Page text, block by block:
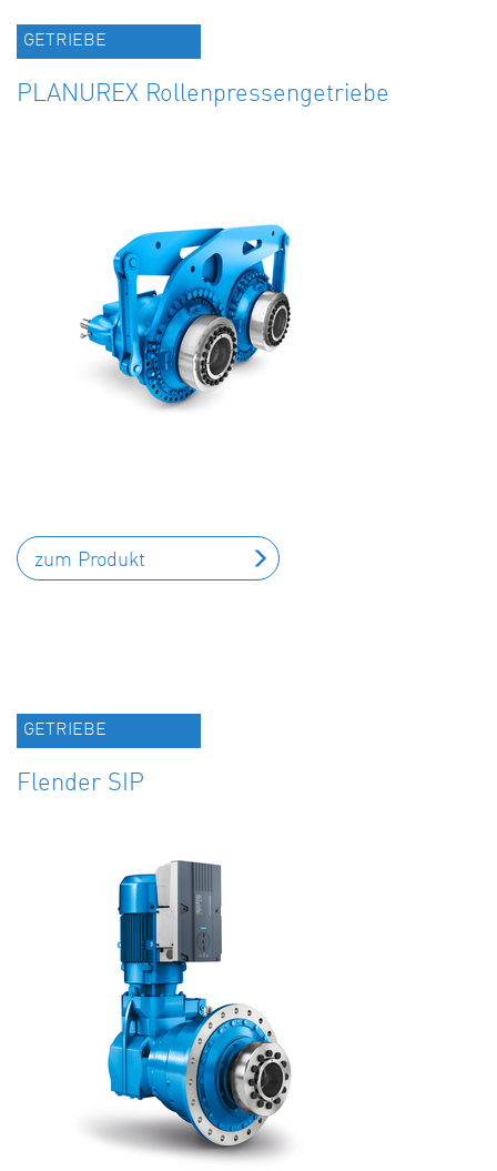
GETRIEBE
PLANUREX Rollenpressengetriebe
zum Produkt
GETRIEBE
Flender SIP